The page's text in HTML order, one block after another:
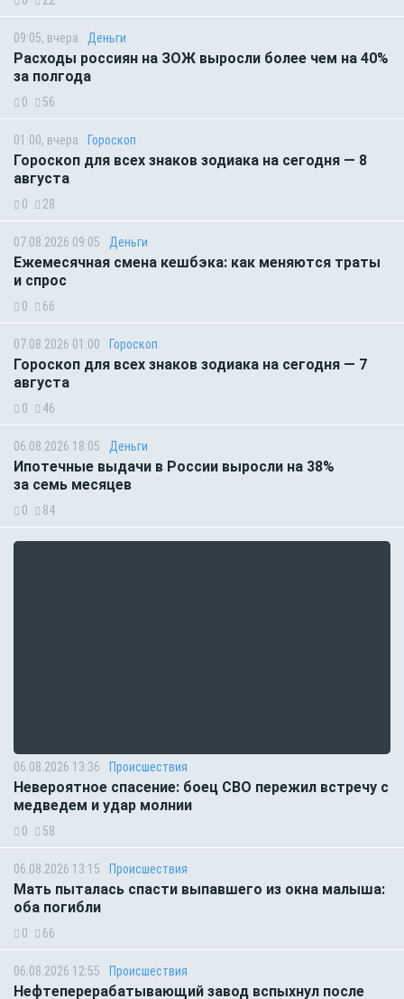
09:05, вчера Деньги
Расходы россиян на ЗОЖ выросли более чем на 40%
за полгода
0 56
01:00, вчера Гороскоп
Гороскоп для всех знаков зодиака на сегодня — 8
августа
0 28
07.08.2026 09:05 Деньги
Ежемесячная смена кешбэка: как меняются траты
и спрос
0 66
07.08.2026 01:00 Гороскоп
Гороскоп для всех знаков зодиака на сегодня — 7
августа
0 46
06.08.2026 18:05 Деньги
Ипотечные выдачи в России выросли на 38%
за семь месяцев
0 84
06.08.2026 13:36 Происшествия
Невероятное спасение: боец СВО пережил встречу с
медведем и удар молнии
0 58
06.08.2026 13:15 Происшествия
Мать пыталась спасти выпавшего из окна малыша:
оба погибли
0 66
06.08.2026 12:55 Происшествия
Нефтеперерабатывающий завод вспыхнул после